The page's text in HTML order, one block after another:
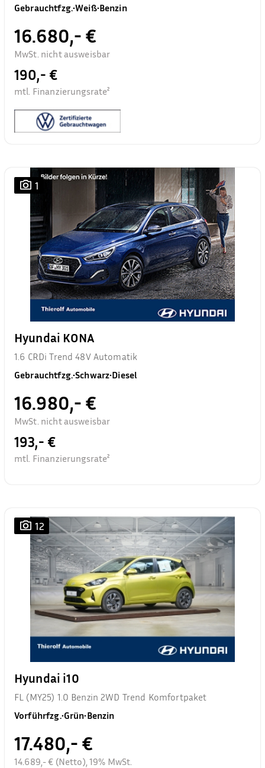
Gebrauchtfzg.•Weiß•Benzin
16.680,- €
MwSt. nicht ausweisbar
190,- €
mtl. Finanzierungsrate²
1
Hyundai KONA
1.6 CRDi Trend 48V Automatik
Gebrauchtfzg.•Schwarz•Diesel
16.980,- €
MwSt. nicht ausweisbar
193,- €
mtl. Finanzierungsrate²
12
Hyundai i10
FL (MY25) 1.0 Benzin 2WD Trend Komfortpaket
Vorführfzg.•Grün•Benzin
17.480,- €
14.689,- € (Netto), 19% MwSt.